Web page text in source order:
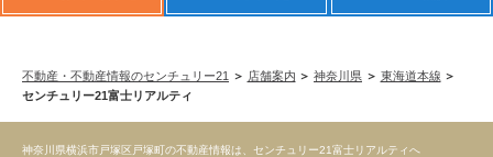
不動産・不動産情報のセンチュリー21 店舗案内 神奈川県
東海道本線
センチュリー21富士リアルティ
神奈川県横浜市戸塚区戸塚町の不動産情報は、センチュリー21富士リアルティへ